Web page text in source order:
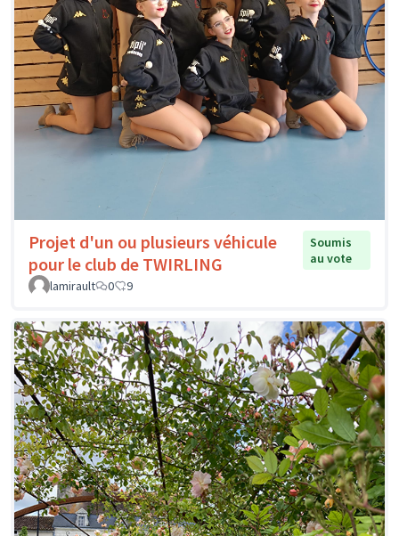
Projet d'un ou plusieurs véhicule
pour le club de TWIRLING
Soumis
au vote
lamirault
0 9